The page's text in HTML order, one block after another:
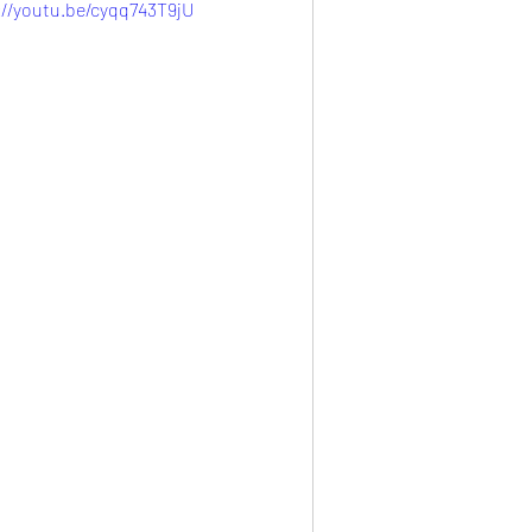
youtu.be/cyqq743T9jU